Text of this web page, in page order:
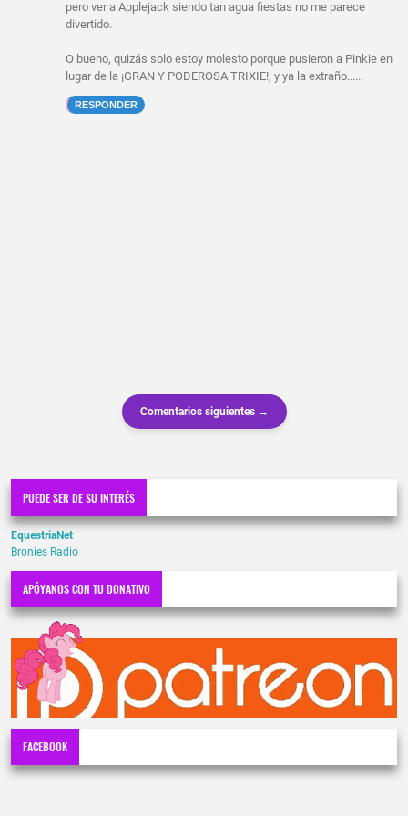
pero ver a Applejack siendo tan agua fiestas no me parece
divertido.
O bueno, quizás solo estoy molesto porque pusieron a Pinkie en
lugar de la ¡GRAN Y PODEROSA TRIXIE!, y ya la extraño......
RESPONDER
Comentarios siguientes →
PUEDE SER DE SU INTERÉS
EquestriaNet
Bronies Radio
APÓYANOS CON TU DONATIVO
FACEBOOK